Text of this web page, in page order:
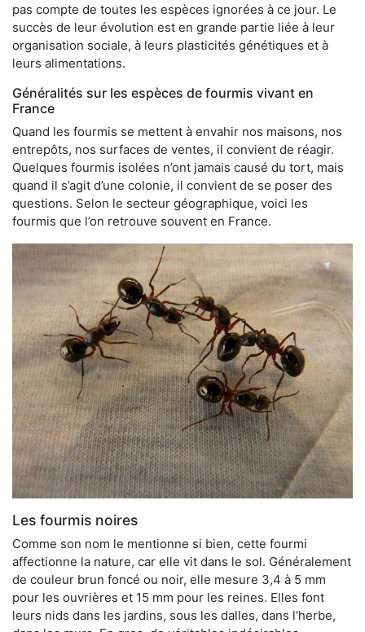
pas compte de toutes les espèces ignorées à ce jour. Le
succès de leur évolution est en grande partie liée à leur
organisation sociale, à leurs plasticités génétiques et à
leurs alimentations.
Généralités sur les espèces de fourmis vivant en
France
Quand les fourmis se mettent à envahir nos maisons, nos
entrepôts, nos surfaces de ventes, il convient de réagir.
Quelques fourmis isolées n’ont jamais causé du tort, mais
quand il s’agit d’une colonie, il convient de se poser des
questions. Selon le secteur géographique, voici les
fourmis que l’on retrouve souvent en France.
Les fourmis noires
Comme son nom le mentionne si bien, cette fourmi
affectionne la nature, car elle vit dans le sol. Généralement
de couleur brun foncé ou noir, elle mesure 3,4 à 5 mm
pour les ouvrières et 15 mm pour les reines. Elles font
leurs nids dans les jardins, sous les dalles, dans l’herbe,